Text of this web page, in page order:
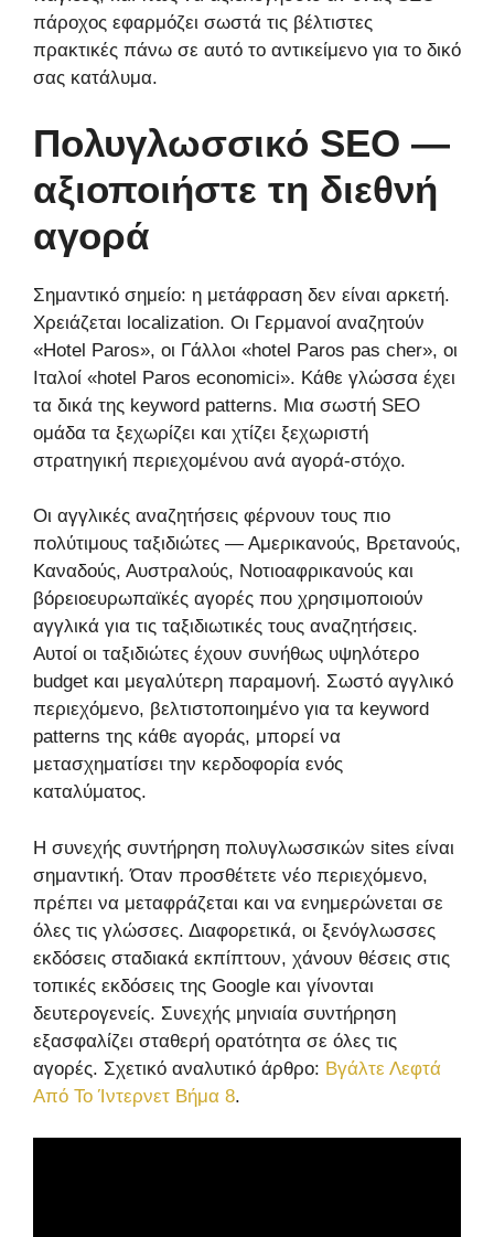
πάροχος εφαρμόζει σωστά τις βέλτιστες
πρακτικές πάνω σε αυτό το αντικείμενο για το δικό
σας κατάλυμα.
Πολυγλωσσικό SEO —
αξιοποιήστε τη διεθνή
αγορά
Σημαντικό σημείο: η μετάφραση δεν είναι αρκετή.
Χρειάζεται localization. Οι Γερμανοί αναζητούν
«Hotel Paros», οι Γάλλοι «hotel Paros pas cher», οι
Ιταλοί «hotel Paros economici». Κάθε γλώσσα έχει
τα δικά της keyword patterns. Μια σωστή SEO
ομάδα τα ξεχωρίζει και χτίζει ξεχωριστή
στρατηγική περιεχομένου ανά αγορά-στόχο.
Οι αγγλικές αναζητήσεις φέρνουν τους πιο
πολύτιμους ταξιδιώτες — Αμερικανούς, Βρετανούς,
Καναδούς, Αυστραλούς, Νοτιοαφρικανούς και
βόρειοευρωπαϊκές αγορές που χρησιμοποιούν
αγγλικά για τις ταξιδιωτικές τους αναζητήσεις.
Αυτοί οι ταξιδιώτες έχουν συνήθως υψηλότερο
budget και μεγαλύτερη παραμονή. Σωστό αγγλικό
περιεχόμενο, βελτιστοποιημένο για τα keyword
patterns της κάθε αγοράς, μπορεί να
μετασχηματίσει την κερδοφορία ενός
καταλύματος.
Η συνεχής συντήρηση πολυγλωσσικών sites είναι
σημαντική. Όταν προσθέτετε νέο περιεχόμενο,
πρέπει να μεταφράζεται και να ενημερώνεται σε
όλες τις γλώσσες. Διαφορετικά, οι ξενόγλωσσες
εκδόσεις σταδιακά εκπίπτουν, χάνουν θέσεις στις
τοπικές εκδόσεις της Google και γίνονται
δευτερογενείς. Συνεχής μηνιαία συντήρηση
εξασφαλίζει σταθερή ορατότητα σε όλες τις
αγορές. Σχετικό αναλυτικό άρθρο: Βγάλτε Λεφτά
Από Το Ίντερνετ Βήμα 8.